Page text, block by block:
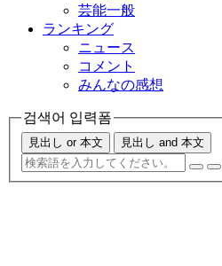
芸能一般
ランキング
ニュース
コメント
みんなの感想
검색어 입력폼
見出し or 本文 見出し and 本文